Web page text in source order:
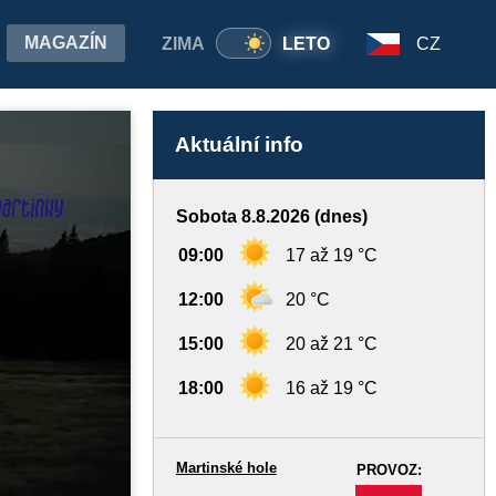
ZIMA LETO
MAGAZÍN CZ
Aktuální info
Sobota 8.8.2026 (dnes)
09:00 17 až 19 °C
12:00 20 °C
15:00 20 až 21 °C
18:00 16 až 19 °C
PROVOZ:
Martinské hole